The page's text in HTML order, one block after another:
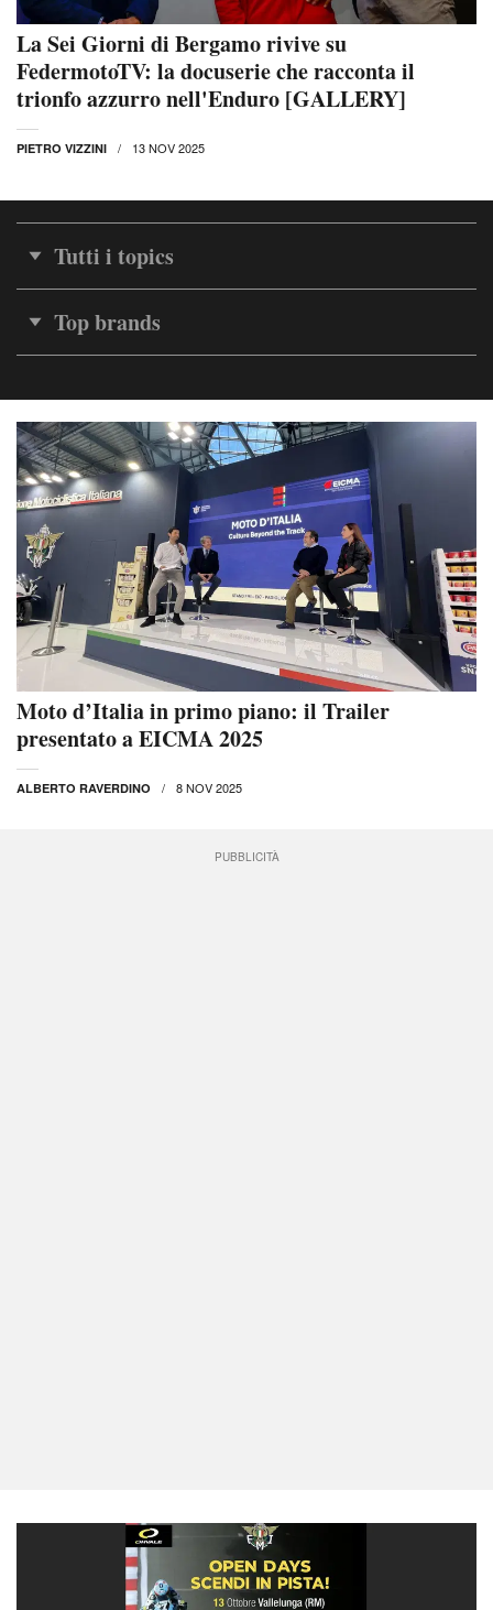
La Sei Giorni di Bergamo rivive su
FedermotoTV: la docuserie che racconta il
trionfo azzurro nell'Enduro [GALLERY]
PIETRO VIZZINI 13 NOV 2025
Tutti i topics
Top brands
Moto d’Italia in primo piano: il Trailer
presentato a EICMA 2025
ALBERTO RAVERDINO 8 NOV 2025
PUBBLICITÀ